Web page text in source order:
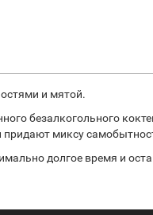
и мятой.
безалкогольного
миксу
долгое время и